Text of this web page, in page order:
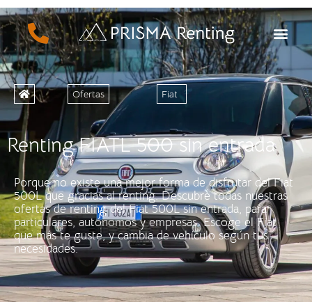
Ofertas Fiat
Renting FIATL 500 sin entrada
Porque no existe una mejor forma de disfrutar del Fiat
500L que gracias al renting. Descubre todas nuestras
ofertas de renting del Fiat 500L sin entrada, para
particulares, autónomos y empresas. Escoge el Fiat
que más te guste, y cambia de vehículo según tus
necesidades.